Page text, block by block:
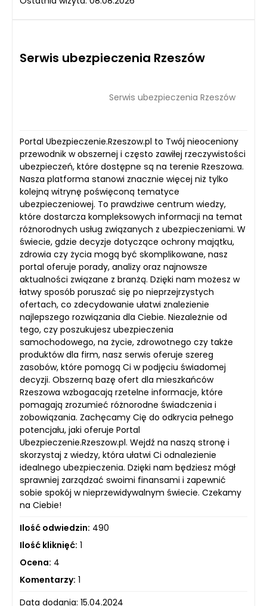
Serwis ubezpieczenia Rzeszów
Serwis ubezpieczenia Rzeszów
Portal Ubezpieczenie.Rzeszow.pl to Twój nieoceniony
przewodnik w obszernej i często zawiłej rzeczywistości
ubezpieczeń, które dostępne są na terenie Rzeszowa.
Nasza platforma stanowi znacznie więcej niż tylko
kolejną witrynę poświęconą tematyce
ubezpieczeniowej. To prawdziwe centrum wiedzy,
które dostarcza kompleksowych informacji na temat
różnorodnych usług związanych z ubezpieczeniami. W
świecie, gdzie decyzje dotyczące ochrony majątku,
zdrowia czy życia mogą być skomplikowane, nasz
portal oferuje porady, analizy oraz najnowsze
aktualności związane z branżą. Dzięki nam możesz w
łatwy sposób poruszać się po nieprzejrzystych
ofertach, co zdecydowanie ułatwi znalezienie
najlepszego rozwiązania dla Ciebie. Niezależnie od
tego, czy poszukujesz ubezpieczenia
samochodowego, na życie, zdrowotnego czy także
produktów dla firm, nasz serwis oferuje szereg
zasobów, które pomogą Ci w podjęciu świadomej
decyzji. Obszerną bazę ofert dla mieszkańców
Rzeszowa wzbogacają rzetelne informacje, które
pomagają zrozumieć różnorodne świadczenia i
zobowiązania. Zachęcamy Cię do odkrycia pełnego
potencjału, jaki oferuje Portal
Ubezpieczenie.Rzeszow.pl. Wejdź na naszą stronę i
skorzystaj z wiedzy, która ułatwi Ci odnalezienie
idealnego ubezpieczenia. Dzięki nam będziesz mógł
sprawniej zarządzać swoimi finansami i zapewnić
sobie spokój w nieprzewidywalnym świecie. Czekamy
na Ciebie!
Ilość odwiedzin: 490
Ilość kliknięć: 1
Ocena: 4
Komentarzy: 1
Data dodania: 15.04.2024